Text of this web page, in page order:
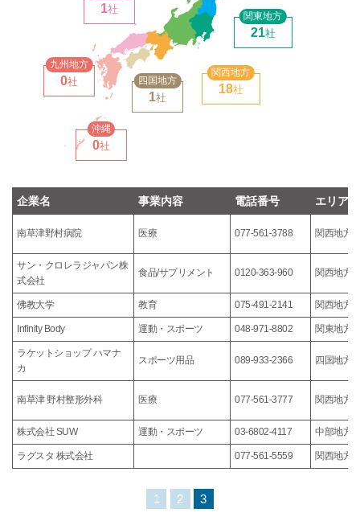
関東地方
21社
関西地方
18社
1社
四国地方
1社
九州地方
0社
沖縄
0社
企業名 事業内容 電話番号 エリア
南草津野村病院 医療 077-561-3788 関西地方
サン・クロレラジャパン株
式会社
食品/サプリメント 0120-363-960 関西地方
佛教大学 教育 075-491-2141 関西地方
Infinity Body 運動・スポーツ 048-971-8802 関東地方
ラケットショップ ハマナ
カ
スポーツ用品 089-933-2366 四国地方
南草津 野村整形外科 医療 077-561-3777 関西地方
株式会社 SUW 運動・スポーツ 03-6802-4117 中部地方
ラグスタ 株式会社 077-561-5559 関西地方
1 2 3